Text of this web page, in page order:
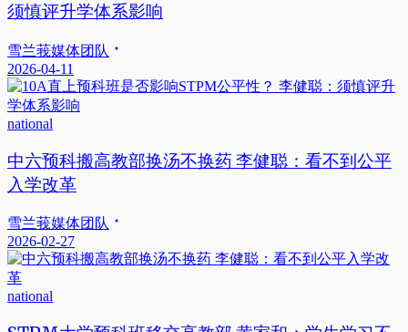
须慎评升学体系影响
雪兰莪媒体团队
2026-04-11
national
中六预科搬高教部换汤不换药 李健聪：看不到公平
入学改革
雪兰莪媒体团队
2026-02-27
national